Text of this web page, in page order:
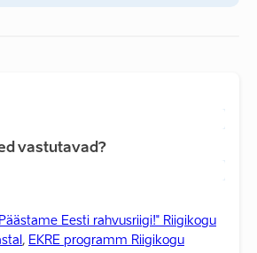
vastutavad?
Eesti rahvusriigi!" Riigikogu
, EKRE programm Riigikogu